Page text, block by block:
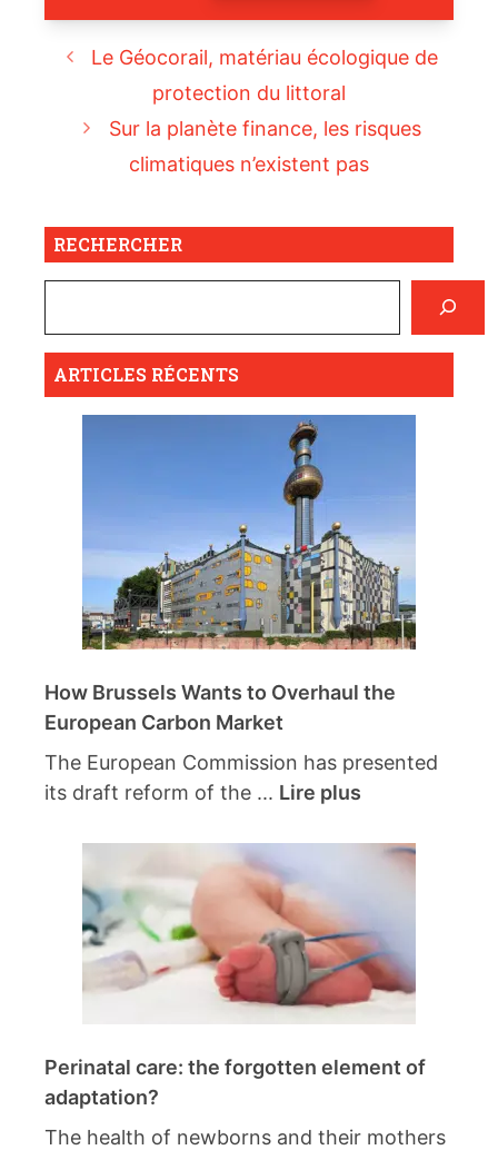
Le Géocorail, matériau écologique de
protection du littoral
Sur la planète finance, les risques
climatiques n’existent pas
RECHERCHER
ARTICLES RÉCENTS
How Brussels Wants to Overhaul the
European Carbon Market
The European Commission has presented
its draft reform of the ... Lire plus
Perinatal care: the forgotten element of
adaptation?
The health of newborns and their mothers